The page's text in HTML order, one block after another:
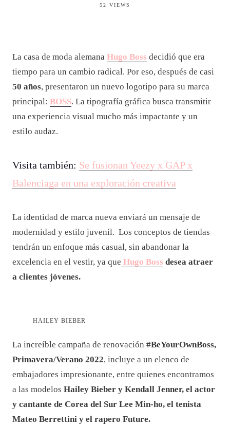
52 VIEWS
La casa de moda alemana Hugo Boss decidió que era
tiempo para un cambio radical. Por eso, después de casi
50 años, presentaron un nuevo logotipo para su marca
principal: BOSS. La tipografía gráfica busca transmitir
una experiencia visual mucho más impactante y un
estilo audaz.
Visita también: Se fusionan Yeezy x GAP x
Balenciaga en una exploración creativa
La identidad de marca nueva enviará un mensaje de
modernidad y estilo juvenil. Los conceptos de tiendas
tendrán un enfoque más casual, sin abandonar la
excelencia en el vestir, ya que Hugo Boss desea atraer
a clientes jóvenes.
HAILEY BIEBER
La increíble campaña de renovación #BeYourOwnBoss,
Primavera/Verano 2022, incluye a un elenco de
embajadores impresionante, entre quienes encontramos
a las modelos Hailey Bieber y Kendall Jenner, el actor
y cantante de Corea del Sur Lee Min-ho, el tenista
Mateo Berrettini y el rapero Future.